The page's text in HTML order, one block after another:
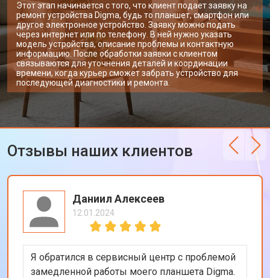
Этот этап начинается с того, что клиент подает заявку на
ремонт устройства Digma, будь то планшет, смартфон или
другое электронное устройство. Заявку можно подать
через интернет или по телефону. В ней нужно указать
модель устройства, описание проблемы и контактную
информацию. После обработки заявки с клиентом
связываются для уточнения деталей и координации
времени, когда курьер сможет забрать устройство для
последующей диагностики и ремонта.
Отзывы наших клиентов
Даниил Алексеев
12.01.2024
Я обратился в сервисный центр с проблемой
замедленной работы моего планшета Digma.